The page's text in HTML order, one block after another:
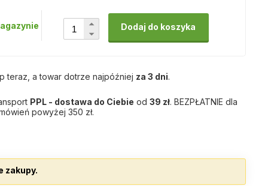
Dodaj do koszyka
teraz, a towar dotrze najpóźniej za 3 dni.
PPL - dostawa do Ciebie od 39 zł. BEZPŁATNIE dla
powyżej 350 zł.
zakupy.